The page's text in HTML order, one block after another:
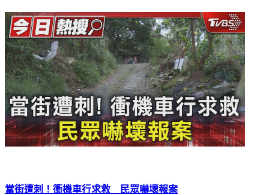
當街遭刺！衝機車行求救 民眾嚇壞報案